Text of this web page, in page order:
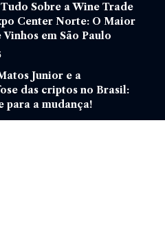
Sobre a Wine Trade
Center Norte: O Maior
em São Paulo
Junior e a
das criptos no Brasil:
para a mudança!